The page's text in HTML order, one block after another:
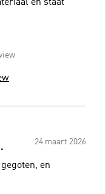
en staat
24 maart 2026
en